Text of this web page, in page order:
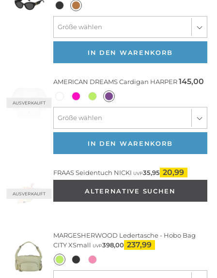
IN DEN WARENKORB
AUSVERKAUFT
AMERICAN DREAMSCardigan HARPER145,00
IN DEN WARENKORB
AUSVERKAUFT
FRAASSeidentuch NICKI UVP35,95 20,99
ALTERNATIVE SUCHEN
MARGESHERWOOD Ledertasche - Hobo Bag
CITY XSmall UVP398,00 237,99